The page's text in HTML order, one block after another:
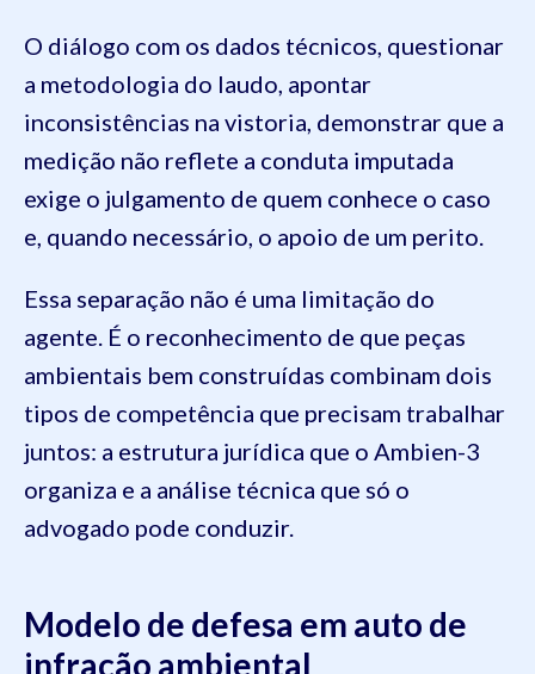
O diálogo com os dados técnicos, questionar
a metodologia do laudo, apontar
inconsistências na vistoria, demonstrar que a
medição não reflete a conduta imputada
exige o julgamento de quem conhece o caso
e, quando necessário, o apoio de um perito.
Essa separação não é uma limitação do
agente. É o reconhecimento de que peças
ambientais bem construídas combinam dois
tipos de competência que precisam trabalhar
juntos: a estrutura jurídica que o Ambien-3
organiza e a análise técnica que só o
advogado pode conduzir.
Modelo de defesa em auto de
infração ambiental